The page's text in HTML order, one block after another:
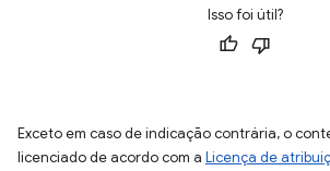
Isso foi útil?
Exceto em caso de indicação contrária, o
licenciado de acordo com a Licença de